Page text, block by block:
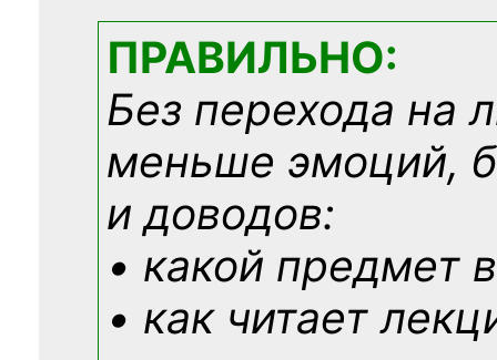
ПРАВИЛЬНО:
Без перехода на
меньше эмоций,
и доводов:
• какой предмет
• как читает